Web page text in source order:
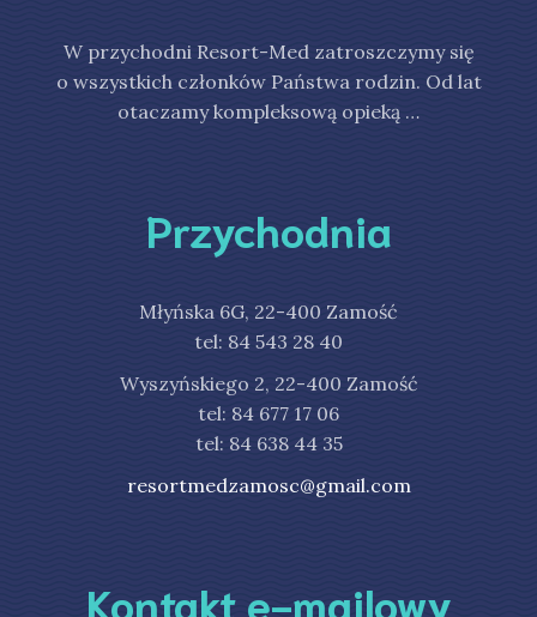
W przychodni Resort-Med zatroszczymy się
o wszystkich członków Państwa rodzin. Od lat
otaczamy kompleksową opieką …
Przychodnia
Młyńska 6G, 22-400 Zamość
tel: 84 543 28 40
Wyszyńskiego 2, 22-400 Zamość
tel: 84 677 17 06
tel: 84 638 44 35
resortmedzamosc@gmail.com
Kontakt e-mailowy